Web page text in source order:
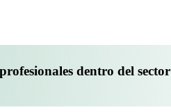
dentro del sector